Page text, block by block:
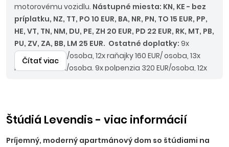
motorovému vozidlu. Nástupné miesta: KN, KE - bez
príplatku, NZ, TT, PO 10 EUR, BA, NR, PN, TO 15 EUR, PP,
HE, VT, TN, NM, DU, PE, ZH 20 EUR, PD 22 EUR, RK, MT, PB,
PU, ZV, ZA, BB, LM 25 EUR. Ostatné doplatky: 9x
raňajky 120 EUR/osoba, 12x raňajky 160 EUR/ osoba, 13x
raňajky 175 EUR/osoba. 9x polpenzia 320 EUR/osoba, 12x
Čítať viac
Štúdiá Levendis - viac informácií
Príjemný, moderný apartmánový dom so štúdiami na